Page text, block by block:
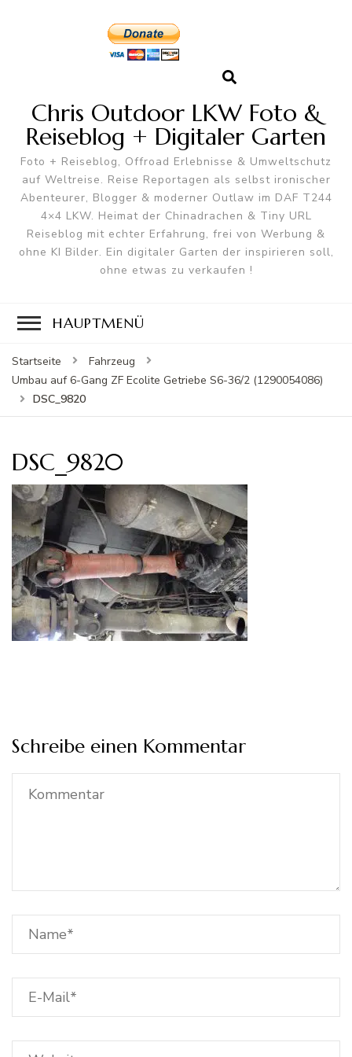
Chris Outdoor LKW Foto &
Reiseblog + Digitaler Garten
Foto + Reiseblog, Offroad Erlebnisse & Umweltschutz
auf Weltreise. Reise Reportagen als selbst ironischer
Abenteurer, Blogger & moderner Outlaw im DAF T244
4×4 LKW. Heimat der Chinadrachen & Tiny URL
Reiseblog mit echter Erfahrung, frei von Werbung &
ohne KI Bilder. Ein digitaler Garten der inspirieren soll,
ohne etwas zu verkaufen !
HAUPTMENÜ
Startseite
Fahrzeug
Umbau auf 6-Gang ZF Ecolite Getriebe S6-36/2 (1290054086)
DSC_9820
DSC_9820
Schreibe einen Kommentar